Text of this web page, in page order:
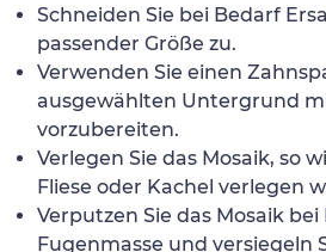
Schneiden Sie bei Bedarf
passender Größe zu.
Verwenden Sie einen
ausgewählten Untergrund
vorzubereiten.
Verlegen Sie das Mosaik, so
Fliese oder Kachel verlegen
Verputzen Sie das Mosaik
Fugenmasse und versiegeln